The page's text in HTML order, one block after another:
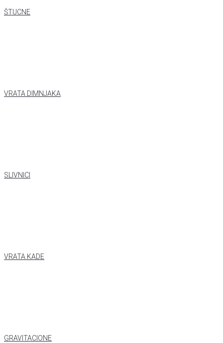
ŠTUCNE
VRATA DIMNJAKA
SLIVNICI
VRATA KADE
GRAVITACIONE